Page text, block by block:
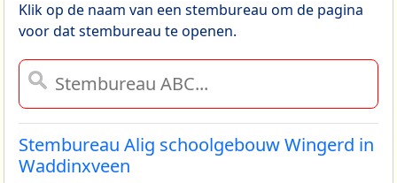
Klik op de naam van een stembureau om de pagina
voor dat stembureau te openen.
Stembureau Alig schoolgebouw Wingerd in
Waddinxveen